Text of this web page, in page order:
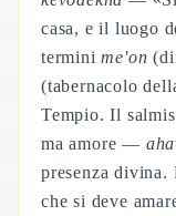
casa, e il luogo
terminime'on
(tabernacolo
Tempio. Il
ma amore —
presenza divina.
che si deve